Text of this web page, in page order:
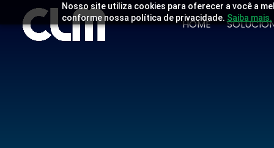
Nosso site utiliza cookies para oferecer a você a
conforme nossa política de privacidade. Saiba mais.
HOME